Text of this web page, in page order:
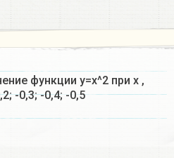
функции у=х^2 при х ,
-0,3; -0,4; -0,5